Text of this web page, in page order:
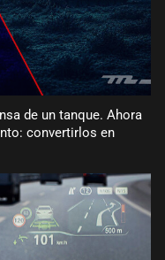
de un tanque. Ahora
convertirlos en